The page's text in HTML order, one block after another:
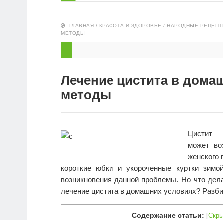
ГЛАВНАЯ / КРАСОТА И ЗДОРОВЬЕ / НАРОДНЫЕ
МЕТОДЫ
Лечение цистита в
методы
Цистит –
может
женского
короткие юбки и укороченные куртки
возникновения данной проблемы. Но что
лечение цистита в домашних условиях?
Содержание статьи: [